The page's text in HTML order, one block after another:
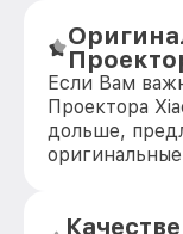
Если Вам
Проектора
дольше,